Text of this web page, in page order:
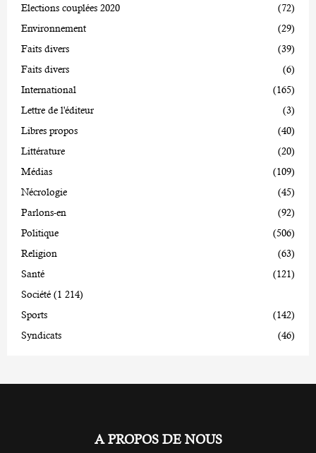
Elections couplées 2020
(72)
Environnement
(29)
Faits divers
(39)
Faits divers
(6)
International
(165)
Lettre de l'éditeur
(3)
Libres propos
(40)
Littérature
(20)
Médias
(109)
Nécrologie
(45)
Parlons-en
(92)
Politique
(506)
Religion
(63)
Santé
(121)
Société (1 214)
Sports
(142)
Syndicats
(46)
A PROPOS DE NOUS